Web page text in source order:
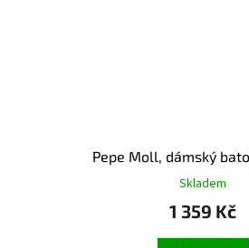
Pepe Moll, dámský
Skladem
1 359 Kč